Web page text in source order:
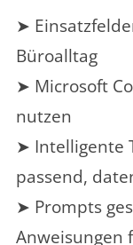
➤
Büroalltag
➤ Microsoft
nutzen
➤ Intelligente
passend,
➤ Prompts
Anweisungen